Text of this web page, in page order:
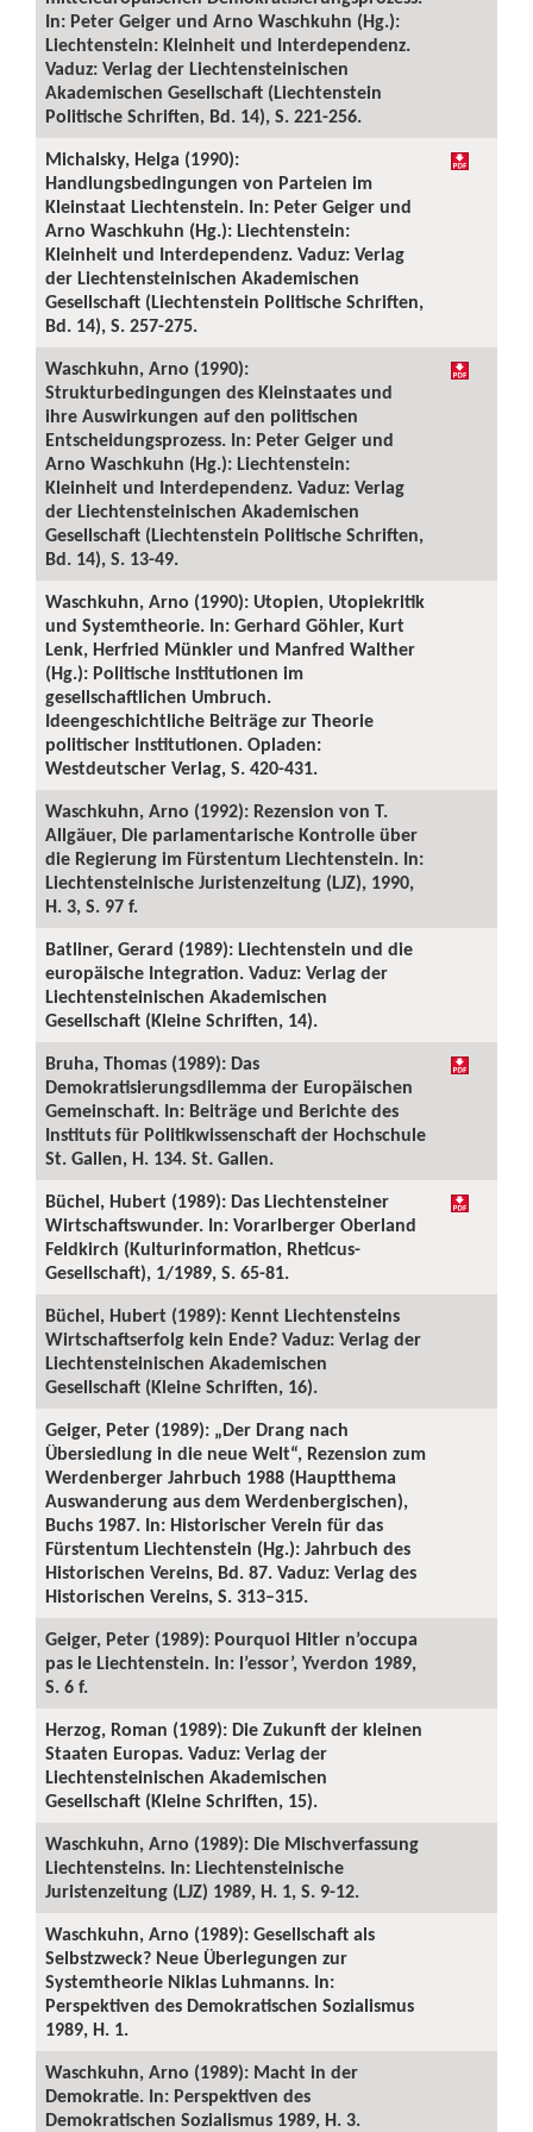
In: Peter Geiger und Arno Waschkuhn (Hg.):
Liechtenstein: Kleinheit und Interdependenz.
Vaduz: Verlag der Liechtensteinischen
Akademischen Gesellschaft (Liechtenstein
Politische Schriften, Bd. 14), S. 221-256.
Michalsky, Helga (1990):
Handlungsbedingungen von Parteien im
Kleinstaat Liechtenstein. In: Peter Geiger und
Arno Waschkuhn (Hg.): Liechtenstein:
Kleinheit und Interdependenz. Vaduz: Verlag
der Liechtensteinischen Akademischen
Gesellschaft (Liechtenstein Politische Schriften,
Bd. 14), S. 257-275.
Waschkuhn, Arno (1990):
Strukturbedingungen des Kleinstaates und
ihre Auswirkungen auf den politischen
Entscheidungsprozess. In: Peter Geiger und
Arno Waschkuhn (Hg.): Liechtenstein:
Kleinheit und Interdependenz. Vaduz: Verlag
der Liechtensteinischen Akademischen
Gesellschaft (Liechtenstein Politische Schriften,
Bd. 14), S. 13-49.
Waschkuhn, Arno (1990): Utopien, Utopiekritik
und Systemtheorie. In: Gerhard Göhler, Kurt
Lenk, Herfried Münkler und Manfred Walther
(Hg.): Politische Institutionen im
gesellschaftlichen Umbruch.
Ideengeschichtliche Beiträge zur Theorie
politischer Institutionen. Opladen:
Westdeutscher Verlag, S. 420-431.
Waschkuhn, Arno (1992): Rezension von T.
Allgäuer, Die parlamentarische Kontrolle über
die Regierung im Fürstentum Liechtenstein. In:
Liechtensteinische Juristenzeitung (LJZ), 1990,
H. 3, S. 97 f.
Batliner, Gerard (1989): Liechtenstein und die
europäische Integration. Vaduz: Verlag der
Liechtensteinischen Akademischen
Gesellschaft (Kleine Schriften, 14).
Bruha, Thomas (1989): Das
Demokratisierungsdilemma der Europäischen
Gemeinschaft. In: Beiträge und Berichte des
Instituts für Politikwissenschaft der Hochschule
St. Gallen, H. 134. St. Gallen.
Büchel, Hubert (1989): Das Liechtensteiner
Wirtschaftswunder. In: Vorarlberger Oberland
Feldkirch (Kulturinformation, Rheticus-
Gesellschaft), 1/1989, S. 65-81.
Büchel, Hubert (1989): Kennt Liechtensteins
Wirtschaftserfolg kein Ende? Vaduz: Verlag der
Liechtensteinischen Akademischen
Gesellschaft (Kleine Schriften, 16).
Geiger, Peter (1989): „Der Drang nach
Übersiedlung in die neue Welt“, Rezension zum
Werdenberger Jahrbuch 1988 (Hauptthema
Auswanderung aus dem Werdenbergischen),
Buchs 1987. In: Historischer Verein für das
Fürstentum Liechtenstein (Hg.): Jahrbuch des
Historischen Vereins, Bd. 87. Vaduz: Verlag des
Historischen Vereins, S. 313–315.
Geiger, Peter (1989): Pourquoi Hitler n’occupa
pas le Liechtenstein. In: l’essor’, Yverdon 1989,
S. 6 f.
Herzog, Roman (1989): Die Zukunft der kleinen
Staaten Europas. Vaduz: Verlag der
Liechtensteinischen Akademischen
Gesellschaft (Kleine Schriften, 15).
Waschkuhn, Arno (1989): Die Mischverfassung
Liechtensteins. In: Liechtensteinische
Juristenzeitung (LJZ) 1989, H. 1, S. 9-12.
Waschkuhn, Arno (1989): Gesellschaft als
Selbstzweck? Neue Überlegungen zur
Systemtheorie Niklas Luhmanns. In:
Perspektiven des Demokratischen Sozialismus
1989, H. 1.
Waschkuhn, Arno (1989): Macht in der
Demokratie. In: Perspektiven des
Demokratischen Sozialismus 1989, H. 3.